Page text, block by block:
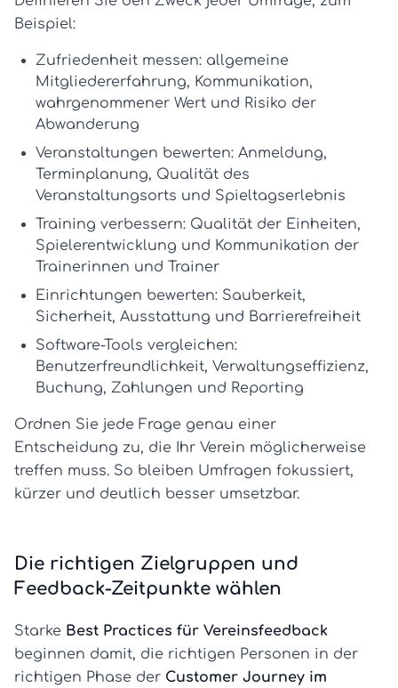
Beispiel:
Zufriedenheit messen: allgemeine
Mitgliedererfahrung, Kommunikation,
wahrgenommener Wert und Risiko der
Abwanderung
Veranstaltungen bewerten: Anmeldung,
Terminplanung, Qualität des
Veranstaltungsorts und Spieltagserlebnis
Training verbessern: Qualität der Einheiten,
Spielerentwicklung und Kommunikation der
Trainerinnen und Trainer
Einrichtungen bewerten: Sauberkeit,
Sicherheit, Ausstattung und Barrierefreiheit
Software-Tools vergleichen:
Benutzerfreundlichkeit, Verwaltungseffizienz,
Buchung, Zahlungen und Reporting
Ordnen Sie jede Frage genau einer
Entscheidung zu, die Ihr Verein möglicherweise
treffen muss. So bleiben Umfragen fokussiert,
kürzer und deutlich besser umsetzbar.
Die richtigen Zielgruppen und
Feedback-Zeitpunkte wählen
Starke Best Practices für Vereinsfeedback
beginnen damit, die richtigen Personen in der
richtigen Phase der Customer Journey im